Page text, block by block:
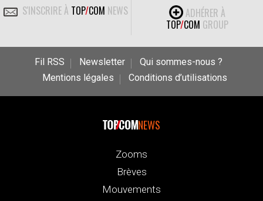
S'INSCRIRE À TOP/COM NEWS
ADHÉRER À
TOP/COM GROUP
Fil RSS Newsletter
Qui sommes-nous ?
Mentions légales
Conditions d’utilisations
NEWS
Zooms
Brèves
Mouvements